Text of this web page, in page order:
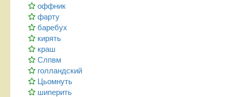
оффник
фарту
баребух
кирять
краш
Слпвм
голландский
Цьомнуть
шиперить